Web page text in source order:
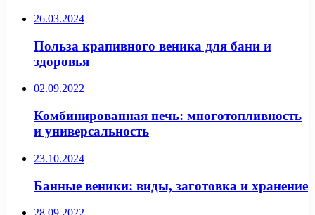
26.03.2024
Польза крапивного веника для бани и
здоровья
02.09.2022
Комбинированная печь: многотопливность
и универсальность
23.10.2024
Банные веники: виды, заготовка и хранение